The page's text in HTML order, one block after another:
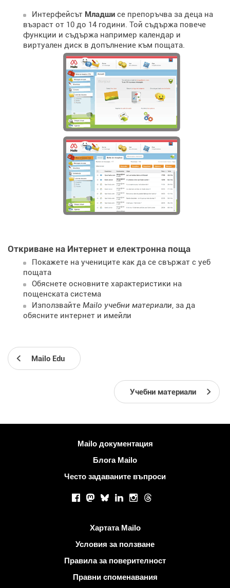
Интерфейсът Младши се препоръчва за деца на
възраст от 10 до 14 години. Той съдържа повече
функции и съдържа например календар и
виртуален диск в допълнение към пощата.
Откриване на Интернет и електронна поща
Покажете на учениците как да се свържат с уеб
пощата
Обяснете основните характеристики на
пощенската система
Използвайте Mailo учебни материали, за да
обясните интернет и имейли
Mailo Edu
Учебни материали
Повече информацияMailo документация
Блога Mailo
Често задаваните въпроси
Facebook
Mastodon
BlueskyLinkedInInstagram
Threads
Хартата Mailo
Условия за ползване
Правила за поверителност
Правни споменавания